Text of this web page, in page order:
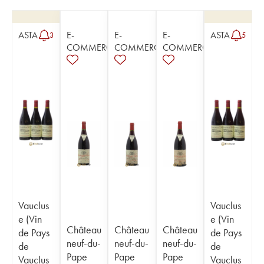
ASTA 3
Vauclus
e (Vin
de Pays
de
Vauclus
E-
COMMERCE
Château
neuf-du-
Pape
E-
COMMERCE
Château
neuf-du-
Pape
E-
COMMERCE
Château
neuf-du-
Pape
ASTA 5
Vauclus
e (Vin
de Pays
de
Vauclus